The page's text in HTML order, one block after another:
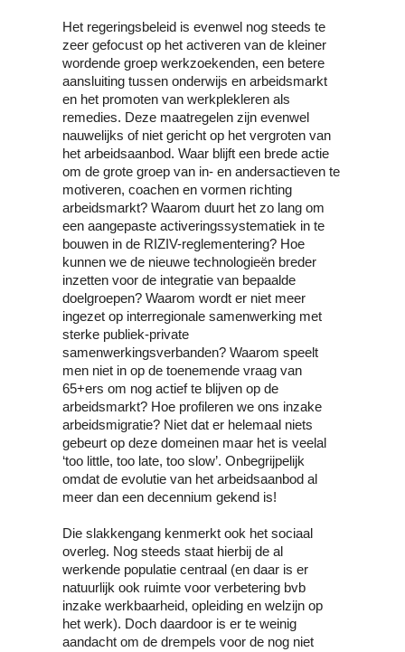
Het regeringsbeleid is evenwel nog steeds te
zeer gefocust op het activeren van de kleiner
wordende groep werkzoekenden, een betere
aansluiting tussen onderwijs en arbeidsmarkt
en het promoten van werkplekleren als
remedies. Deze maatregelen zijn evenwel
nauwelijks of niet gericht op het vergroten van
het arbeidsaanbod. Waar blijft een brede actie
om de grote groep van in- en andersactieven te
motiveren, coachen en vormen richting
arbeidsmarkt? Waarom duurt het zo lang om
een aangepaste activeringssystematiek in te
bouwen in de RIZIV-reglementering? Hoe
kunnen we de nieuwe technologieën breder
inzetten voor de integratie van bepaalde
doelgroepen? Waarom wordt er niet meer
ingezet op interregionale samenwerking met
sterke publiek-private
samenwerkingsverbanden? Waarom speelt
men niet in op de toenemende vraag van
65+ers om nog actief te blijven op de
arbeidsmarkt? Hoe profileren we ons inzake
arbeidsmigratie? Niet dat er helemaal niets
gebeurt op deze domeinen maar het is veelal
‘too little, too late, too slow’. Onbegrijpelijk
omdat de evolutie van het arbeidsaanbod al
meer dan een decennium gekend is!
Die slakkengang kenmerkt ook het sociaal
overleg. Nog steeds staat hierbij de al
werkende populatie centraal (en daar is er
natuurlijk ook ruimte voor verbetering bvb
inzake werkbaarheid, opleiding en welzijn op
het werk). Doch daardoor is er te weinig
aandacht om de drempels voor de nog niet